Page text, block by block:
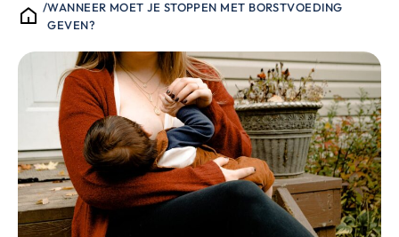
/WANNEER MOET JE STOPPEN MET BORSTVOEDING
GEVEN?